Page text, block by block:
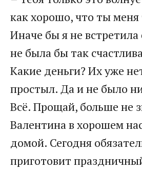
как хорошо, что ты меня
Иначе бы я не встретила
не была бы так
Какие деньги? Их уже
простыл. Да и не было
Всё. Прощай, больше не
Валентина в хорошем
домой. Сегодня
приготовит